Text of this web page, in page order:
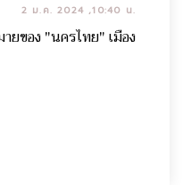
2 ม.ค. 2024 ,10:40 น.
ยของ "นครไทย" เมือง